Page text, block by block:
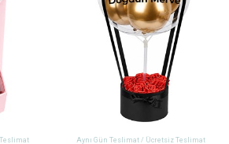
Aynı Gün Teslimat / Ücretsiz Teslimat